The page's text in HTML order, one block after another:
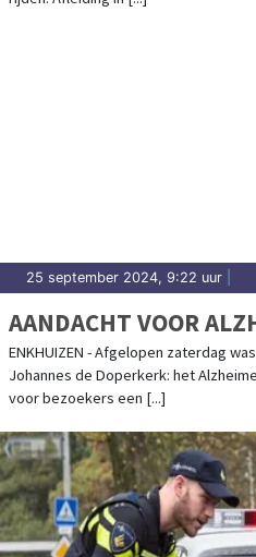
25 september 2024, 9:22 uur
AANDACHT VOOR
ENKHUIZEN - Afgelopen zaterdag
Johannes de Doperkerk: het
voor bezoekers een [...]